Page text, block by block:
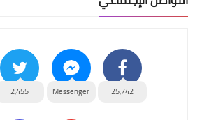
25,742
Messenger
2,455